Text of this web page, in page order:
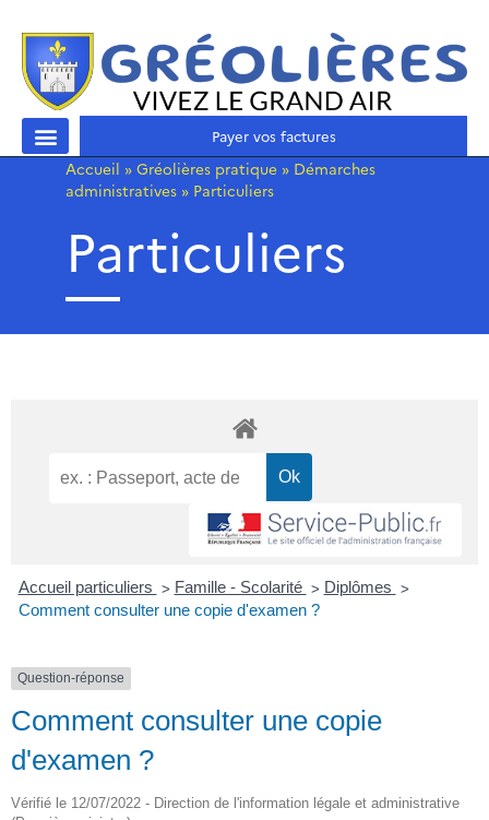
Payer vos factures
Accueil » Gréolières pratique » Démarches
administratives » Particuliers
Particuliers
Accueil particuliers > Famille - Scolarité > Diplômes >
Comment consulter une copie d'examen ?
Question-réponse
Comment consulter une copie
d'examen ?
Vérifié le 12/07/2022 - Direction de l'information légale et administrative